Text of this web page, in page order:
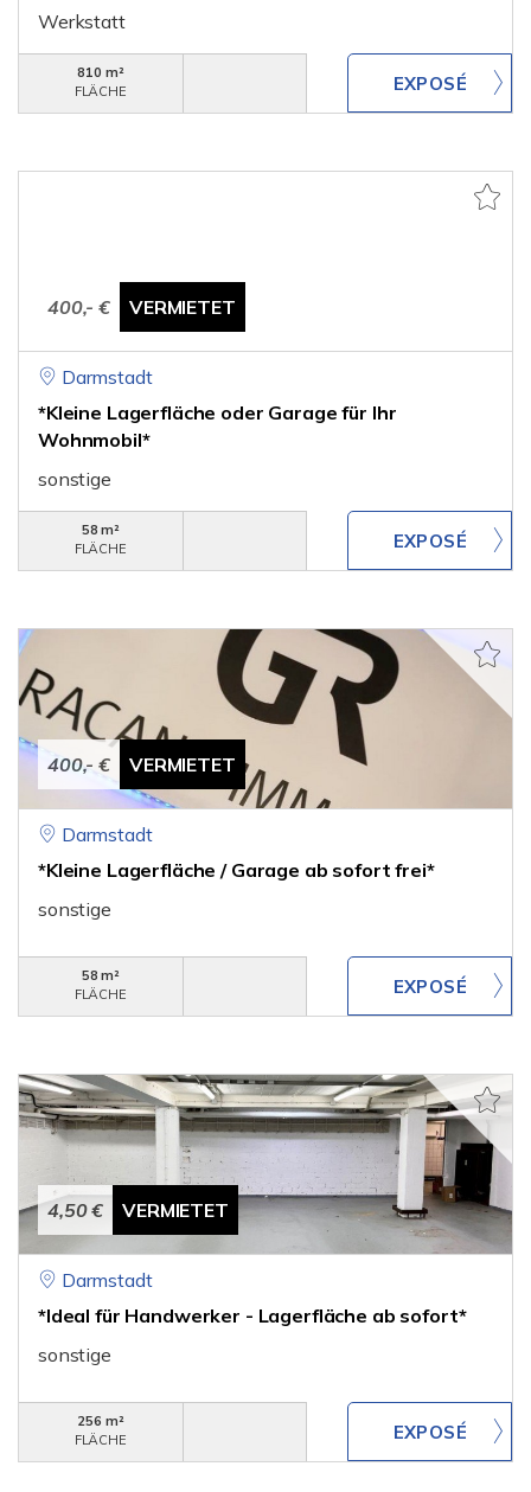
Werkstatt
810 m²
FLÄCHE
400,- € VERMIETET
Darmstadt
*Kleine Lagerfläche oder Garage für Ihr
Wohnmobil*
sonstige
58 m²
FLÄCHE
400,- € VERMIETET
Darmstadt
*Kleine Lagerfläche / Garage ab sofort frei*
sonstige
58 m²
FLÄCHE
4,50 € VERMIETET
Darmstadt
*Ideal für Handwerker - Lagerfläche ab sofort*
sonstige
256 m²
FLÄCHE